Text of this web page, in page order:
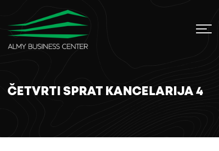
ČETVRTI SPRAT KANCELARIJA 4